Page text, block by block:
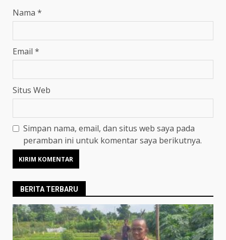
Nama *
Email *
Situs Web
Simpan nama, email, dan situs web saya pada
peramban ini untuk komentar saya berikutnya.
BERITA TERBARU